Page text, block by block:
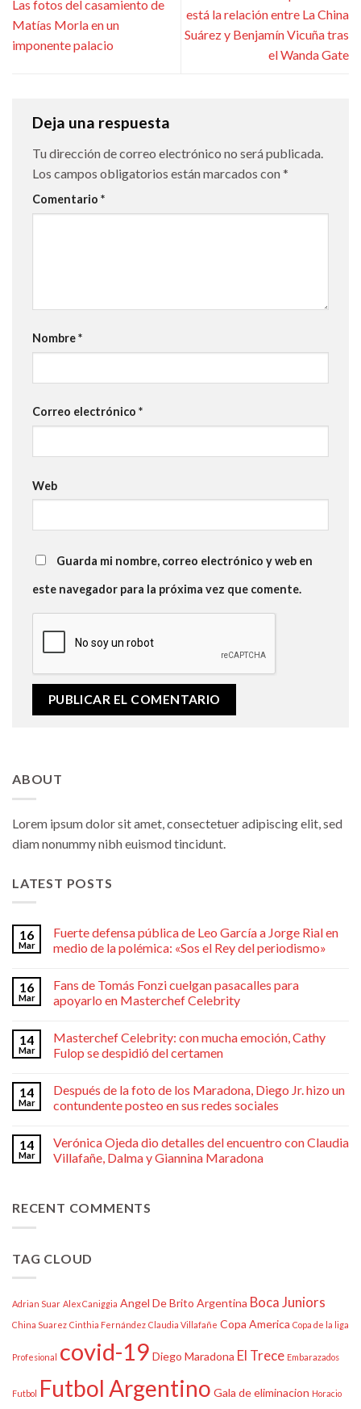
Las fotos del casamiento de
Matías Morla en un
imponente palacio
está la relación entre La China
Suárez y Benjamín Vicuña tras
el Wanda Gate
Deja una respuesta
Tu dirección de correo electrónico no será publicada.
Los campos obligatorios están marcados con*
Comentario *
Nombre*
Correo electrónico *
Web
Guarda mi nombre, correo electrónico y web en
este navegador para la próxima vez que comente.
ABOUT
Lorem ipsum dolor sit amet, consectetuer adipiscing elit, sed
diam nonummy nibh euismod tincidunt.
LATEST POSTS
16
Mar
Fuerte defensa pública de Leo García a Jorge Rial en
medio de la polémica: «Sos el Rey del periodismo»
16
Mar
Fans de Tomás Fonzi cuelgan pasacalles para
apoyarlo en Masterchef Celebrity
14
Mar
Masterchef Celebrity: con mucha emoción, Cathy
Fulop se despidió del certamen
14
Mar
Después de la foto de los Maradona, Diego Jr. hizo un
contundente posteo en sus redes sociales
14
Mar
Verónica Ojeda dio detalles del encuentro con Claudia
Villafañe, Dalma y Giannina Maradona
RECENT COMMENTS
TAG CLOUD
Adrian Suar Alex Caniggia Angel De Brito Argentina Boca Juniors
China Suarez Cinthia Fernández Claudia Villafañe Copa America Copa de la liga
Profesional covid-19 Diego Maradona El Trece Embarazados
Futbol Futbol Argentino Gala de eliminacion Horacio